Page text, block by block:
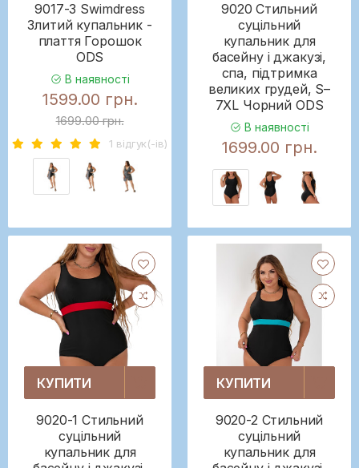
9017-3 Swimdress
Злитий купальник -
плаття Горошок
ODS
В наявності
1599.00 грн.
1699.00 грн.
1 вiдгук(-iв)
9020 Стильний
суцільний
купальник для
басейну і джакузі,
спа, підтримка
великих грудей, S–
7XL Чорний ODS
В наявності
1699.00 грн.
КУПИТИ
9020-1 Стильний
суцільний
купальник для
КУПИТИ
9020-2 Стильний
суцільний
купальник для